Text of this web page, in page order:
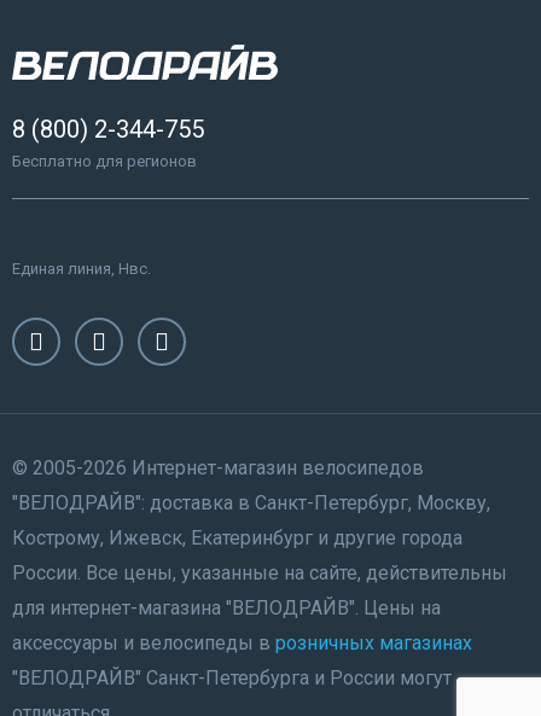
8 (800) 2-344-755
Бесплатно для регионов
Единая линия, Нвс.
© 2005-2026 Интернет-магазин велосипедов
"ВЕЛОДРАЙВ": доставка в Санкт-Петербург, Москву,
Кострому, Ижевск, Екатеринбург и другие города
России. Все цены, указанные на сайте, действительны
для интернет-магазина "ВЕЛОДРАЙВ". Цены на
аксессуары и велосипеды в розничных магазинах
"ВЕЛОДРАЙВ" Санкт-Петербурга и России могут